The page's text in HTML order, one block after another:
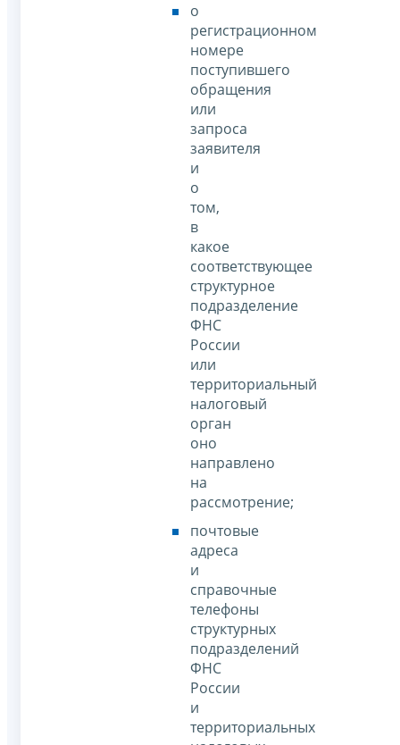
о
регистрационном
номере
поступившего
обращения
или
запроса
заявителя
и
о
том,
в
какое
соответствующее
структурное
подразделение
ФНС
России
или
территориальный
налоговый
орган
оно
направлено
на
рассмотрение;
почтовые
адреса
и
справочные
телефоны
структурных
подразделений
ФНС
России
и
территориальных